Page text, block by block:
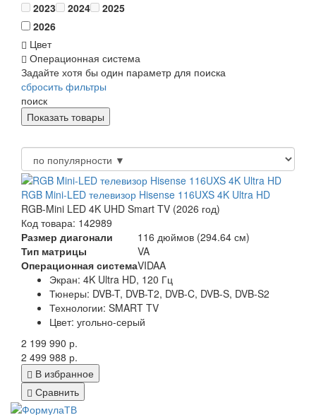
2023
2024
2025
2026
Цвет
Операционная система
Задайте хотя бы один параметр для поиска
сбросить фильтры
поиск
RGB Mini-LED телевизор Hisense 116UXS 4K Ultra HD
RGB-Mini LED 4K UHD Smart TV (2026 год)
Код товара: 142989
Размер диагонали
116 дюймов (294.64 см)
Тип матрицы
VA
Операционная системаVIDAA
Экран: 4K Ultra HD, 120 Гц
Тюнеры: DVB-T, DVB-T2, DVB-C, DVB-S, DVB-S2
Технологии: SMART TV
Цвет: угольно-серый
2 199 990 р.
2 499 988 р.
В избранное
Сравнить